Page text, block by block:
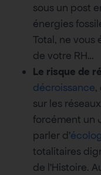
sous un post
énergies
Total, ne vous
de votre RH…
Le risque de
décroissance,
sur les
forcément un
parler d’
totalitaires
de l’Histoire.